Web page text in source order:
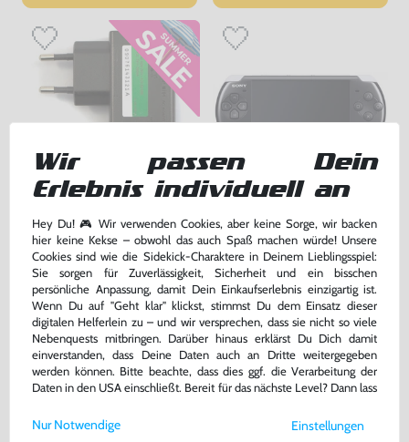
/ Mo. PSP-N104 [Sony]
gebraucht
-67% bisher 23,99 €
jetzt nur7,99 €
Warenkorb
#Piano Black / schwarz +
Netzteil
gebraucht
nur219,99 €
Warenkorb
DAS HABEN ANDERE DAZU
Wir passen Dein
Erlebnis individuell an
Hey Du! 🎮 Wir verwenden Cookies, aber keine Sorge, wir backen
hier keine Kekse – obwohl das auch Spaß machen würde! Unsere
Cookies sind wie die Sidekick-Charaktere in Deinem Lieblingsspiel:
Sie sorgen für Zuverlässigkeit, Sicherheit und ein bisschen
persönliche Anpassung, damit Dein Einkaufserlebnis einzigartig ist.
Wenn Du auf "Geht klar" klickst, stimmst Du dem Einsatz dieser
digitalen Helferlein zu – und wir versprechen, dass sie nicht so viele
Nebenquests mitbringen. Darüber hinaus erklärst Du Dich damit
einverstanden, dass Deine Daten auch an Dritte weitergegeben
werden können. Bitte beachte, dass dies ggf. die Verarbeitung der
Daten in den USA einschließt. Bereit für das nächste Level? Dann lass
Weitere Informationen zu den von uns verwendeten Cookies und
Einstellungen
Nur Notwendige